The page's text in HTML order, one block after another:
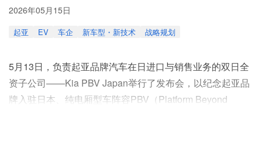
2026年05月15日
起亚 EV 车企 新车型・新技术 战略规划
5月13日，负责起亚品牌汽车在日进口与销售业务的双日全
资子公司——Kia PBV Japan举行了发布会，以纪念起亚品
牌入驻日本、纯电厢型车阵容PBV（Platform Beyond